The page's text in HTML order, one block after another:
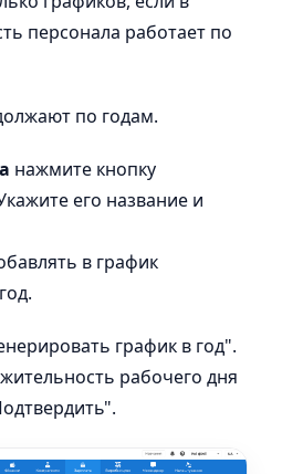
персонала работает по
по годам.
нажмите кнопку
его название и
в график
график в год".
рабочего дня